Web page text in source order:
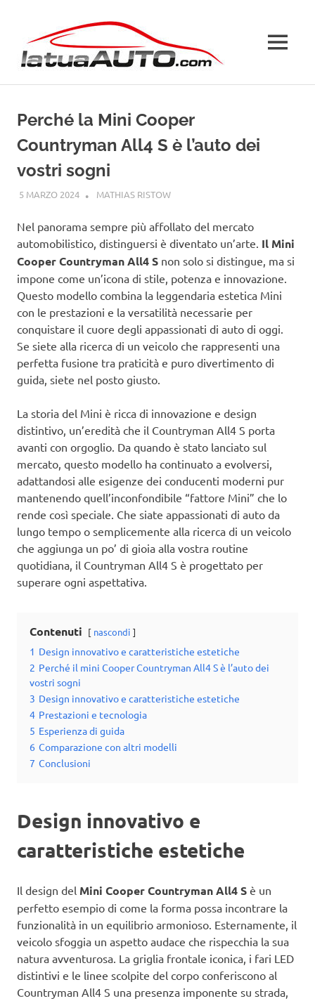
contenuto
MENU
Perché la Mini Cooper
Countryman All4 S è l’auto dei
vostri sogni
5 MARZO 2024 MATHIAS RISTOWMINI
Nel panorama sempre più affollato del mercato
automobilistico, distinguersi è diventato un’arte. Il Mini
Cooper Countryman All4 S non solo si distingue, ma si
impone come un’icona di stile, potenza e innovazione.
Questo modello combina la leggendaria estetica Mini
con le prestazioni e la versatilità necessarie per
conquistare il cuore degli appassionati di auto di oggi.
Se siete alla ricerca di un veicolo che rappresenti una
perfetta fusione tra praticità e puro divertimento di
guida, siete nel posto giusto.
La storia del Mini è ricca di innovazione e design
distintivo, un’eredità che il Countryman All4 S porta
avanti con orgoglio. Da quando è stato lanciato sul
mercato, questo modello ha continuato a evolversi,
adattandosi alle esigenze dei conducenti moderni pur
mantenendo quell’inconfondibile “fattore Mini” che lo
rende così speciale. Che siate appassionati di auto da
lungo tempo o semplicemente alla ricerca di un veicolo
che aggiunga un po’ di gioia alla vostra routine
quotidiana, il Countryman All4 S è progettato per
superare ogni aspettativa.
Contenuti nascondi
1 Design innovativo e caratteristiche estetiche
2 Perché il mini Cooper Countryman All4 S è l’auto dei
vostri sogni
3 Design innovativo e caratteristiche estetiche
4 Prestazioni e tecnologia
5 Esperienza di guida
6 Comparazione con altri modelli
7 Conclusioni
Design innovativo e
caratteristiche estetiche
Il design del Mini Cooper Countryman All4 S è un
perfetto esempio di come la forma possa incontrare la
funzionalità in un equilibrio armonioso. Esternamente, il
veicolo sfoggia un aspetto audace che rispecchia la sua
natura avventurosa. La griglia frontale iconica, i fari LED
distintivi e le linee scolpite del corpo conferiscono al
Countryman All4 S una presenza imponente su strada,